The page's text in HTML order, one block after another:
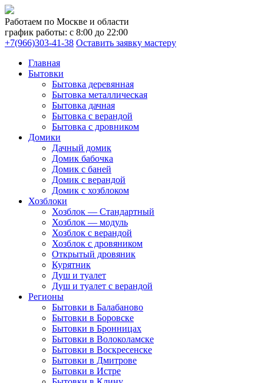
Работаем по Москве и области
график работы: с 8:00 до 22:00
+7(966)303-41-38 Оставить заявку мастеру
Главная
Бытовки
Бытовка деревянная
Бытовка металлическая
Бытовка дачная
Бытовка с верандой
Бытовка с дровником
Домики
Дачный домик
Домик бабочка
Домик с баней
Домик с верандой
Домик с хозблоком
Хозблоки
Хозблок — Стандартный
Хозблок — модуль
Хозблок с верандой
Хозблок с дровяником
Открытый дровяник
Курятник
Душ и туалет
Душ и туалет с верандой
Регионы
Бытовки в Балабаново
Бытовки в Боровске
Бытовки в Бронницах
Бытовки в Волоколамске
Бытовки в Воскресенске
Бытовки в Дмитрове
Бытовки в Истре